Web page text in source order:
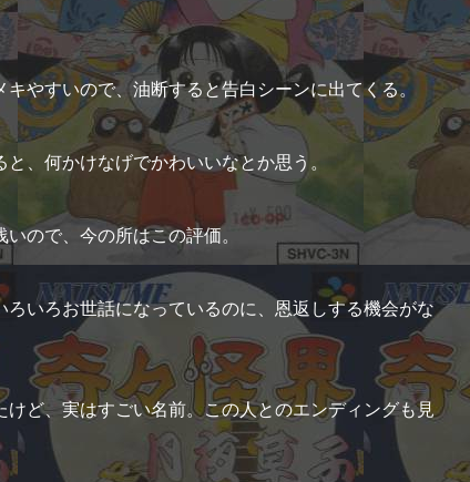
やすいので、油断すると告白シーンに出てくる。
、何かけなげでかわいいなとか思う。
ので、今の所はこの評価。
いろお世話になっているのに、恩返しする機会がな
ど、実はすごい名前。この人とのエンディングも見